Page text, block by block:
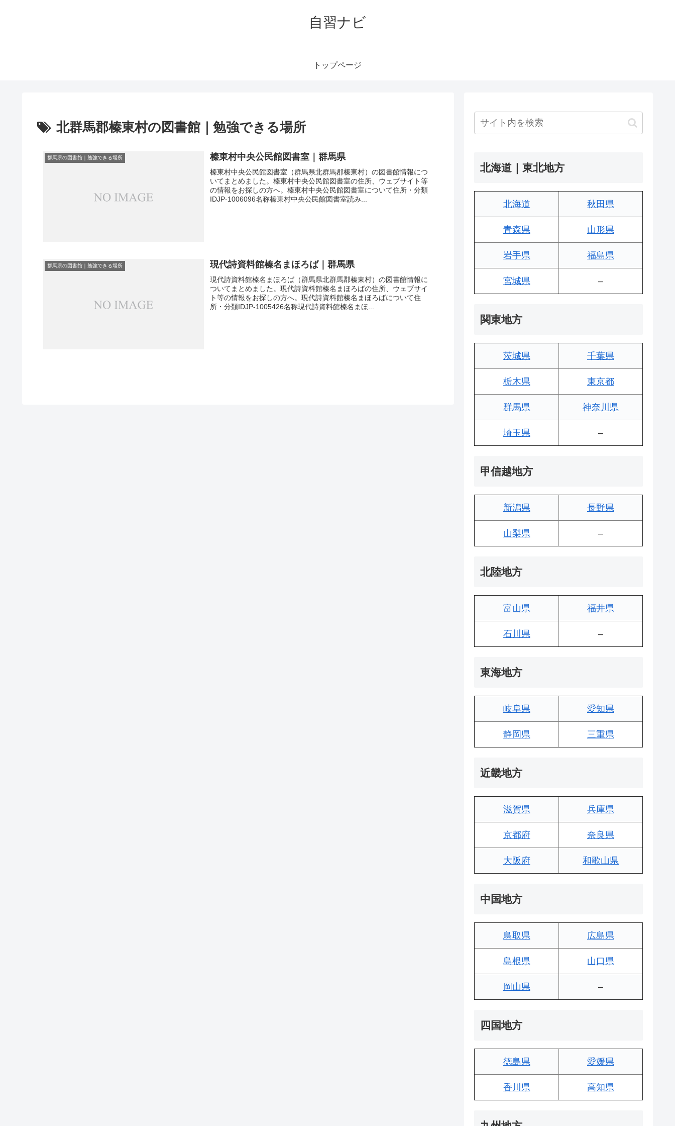
自習ナビ
トップページ
北群馬郡榛東村の図書館｜勉強できる場所
群馬県の図書館｜勉強できる場所 榛東村中央公民館図書室｜群馬県
榛東村中央公民館図書室（群馬県北群馬郡榛東村）の図書館情報につ
いてまとめました。榛東村中央公民館図書室の住所、ウェブサイト等
の情報をお探しの方へ。榛東村中央公民館図書室について住所・分類
IDJP-1006096名称榛東村中央公民館図書室読み...
群馬県の図書館｜勉強できる場所 現代詩資料館榛名まほろば｜群馬県
現代詩資料館榛名まほろば（群馬県北群馬郡榛東村）の図書館情報に
ついてまとめました。現代詩資料館榛名まほろばの住所、ウェブサイ
ト等の情報をお探しの方へ。現代詩資料館榛名まほろばについて住
所・分類IDJP-1005426名称現代詩資料館榛名まほ...
北海道｜東北地方
北海道 秋田県
青森県 山形県
岩手県 福島県
宮城県 –
関東地方
茨城県 千葉県
栃木県 東京都
群馬県 神奈川県
埼玉県 –
甲信越地方
新潟県 長野県
山梨県 –
北陸地方
富山県 福井県
石川県 –
東海地方
岐阜県 愛知県
静岡県 三重県
近畿地方
滋賀県 兵庫県
京都府 奈良県
大阪府 和歌山県
中国地方
鳥取県 広島県
島根県 山口県
岡山県 –
四国地方
徳島県 愛媛県
香川県 高知県